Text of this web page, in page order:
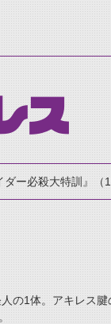
ス
ダー必殺大特訓』（
の1体。アキレス腱